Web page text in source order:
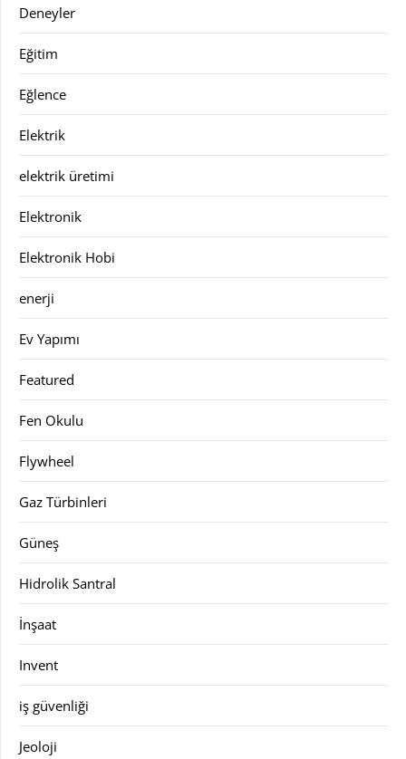
Deneyler
Eğitim
Eğlence
Elektrik
elektrik üretimi
Elektronik
Elektronik Hobi
enerji
Ev Yapımı
Featured
Fen Okulu
Flywheel
Gaz Türbinleri
Güneş
Hidrolik Santral
İnşaat
Invent
iş güvenliği
Jeoloji